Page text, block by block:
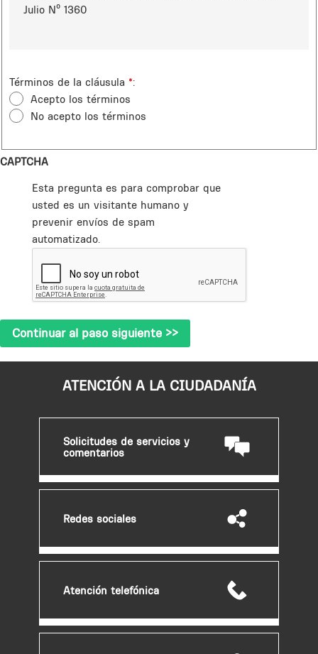
Julio Nº 1360
Términos de la cláusula *
Acepto los términos
No acepto los términos
CAPTCHA
Esta pregunta es para comprobar que
usted es un visitante humano y
prevenir envíos de spam
automatizado.
ATENCIÓN A LA CIUDADANÍA
Solicitudes de servicios y
comentarios
Redes sociales
Atención telefónica